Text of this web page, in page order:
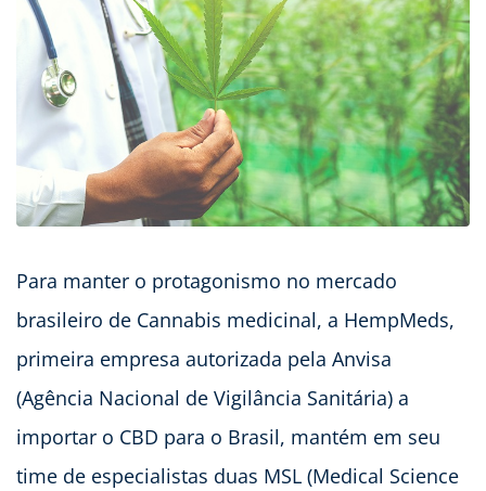
Para manter o protagonismo no mercado
brasileiro de Cannabis medicinal, a HempMeds,
primeira empresa autorizada pela Anvisa
(Agência Nacional de Vigilância Sanitária) a
importar o CBD para o Brasil, mantém em seu
time de especialistas duas MSL (Medical Science